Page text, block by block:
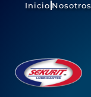
Inicio Nosotros